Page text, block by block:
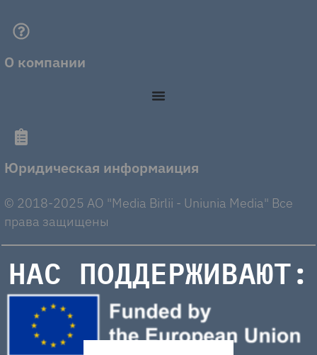
О компании
Юридическая информаиция
© 2018-2025 AO "Media Birlii - Uniunia Media" Все
права защищены
НАС ПОДДЕРЖИВАЮТ: